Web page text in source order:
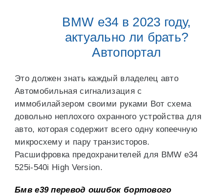
BMW e34 в 2023 году,
актуально ли брать?
Автопортал
Это должен знать каждый владелец авто
Автомобильная сигнализация с
иммобилайзером своими руками Вот схема
довольно неплохого охранного устройства для
авто, которая содержит всего одну копеечную
микросхему и пару транзисторов.
Расшифровка предохранителей для BMW е34
525i-540i High Version.
Бмв е39 перевод ошибок бортового